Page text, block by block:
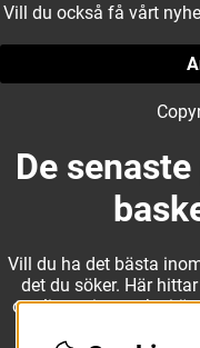
Vill du också få vårt
De
Vill du ha det bästa
det du söker. Här
otroliga priser, och vi
nyheter i